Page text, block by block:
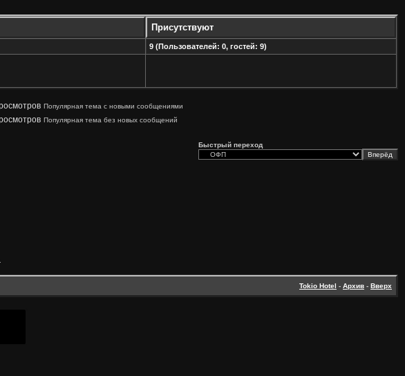
Присутствуют
9 (Пользователей: 0, гостей: 9)
Популярная тема с новыми сообщениями
Популярная тема без новых сообщений
Быстрый переход
Tokio Hotel - Архив - Вверх